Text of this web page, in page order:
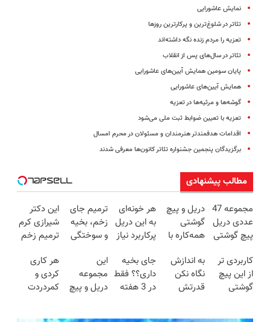
نمایش عاشورایی
تئاتر در شلوغ‌ترین و پرکارترین روزها
تعزیه را مردم زنده نگه داشته‌اند
تئاتر در سال‌های پس از انقلاب
پایان سومین همایش آیین‌های عاشورایی
همایش آیین‌های عاشورایی
گوشه‌ها و مرثیه‌ها در تعزیه
تعزیه با تعیین ضوابط ثبت ملی می‌شود
اقدامات هدفمندتر هنرمندان و مسئولان در محرم امسال
برگزیدگان پنجمین جشنواره تئاتر کانون‌ها معرفی شدند
مطالب پیشنهادی
مجموعه 47
عددی دریل
پیچ گوشتی
(تخفیف به
مدت
محدود)
دریل و پیچ
گوشتی
همه‌کاره با
هوشمند ⚙️
(نصف
قیمت بازار
هر خونه‌ای
به این دریل
پرکاربرد نیاز
تخفیف بخر
😉👌🏻
ترمیم جای
زخم، بخیه
و سوختگی
هفته!!😍
این دکتر
شیرازی کرم
ترمیم زخم
ساخت!!!
کاربردی تر
از این پیچ
گوشتی
به اندازش
نگاه نکن
قدرتش
جای بخیه
داری؟؟ فقط
در 3 هفته
این
مجموعه
دریل و پیچ
هر کاری
کردی و
کمردردت